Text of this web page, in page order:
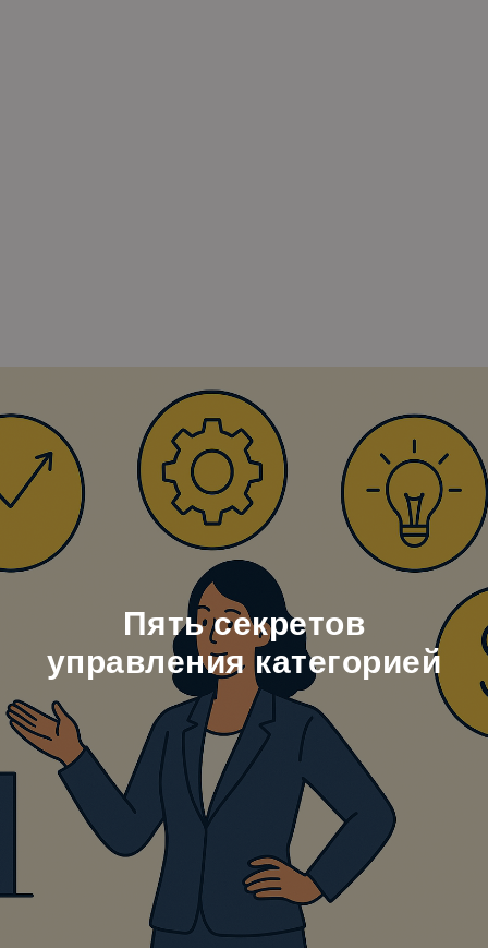
Пять секретов
управления категорией